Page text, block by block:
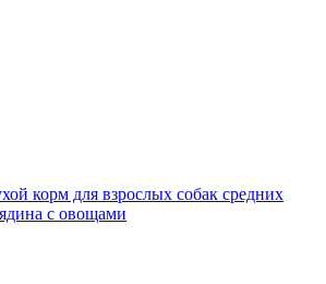
корм для взрослых собак средних
с овощами